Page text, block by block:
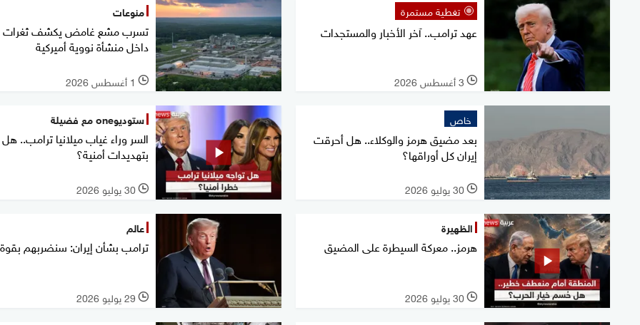
تغطية مستمرة
عهد ترامب.. آخر الأخبار والمستجدات
l 3 أغسطس 2026
منوعات
تسرب مشع غامض يكشف ثغرات
داخل منشأة نووية أميركية
l 1 أغسطس 2026
خاص
بعد مضيق هرمز والوكلاء.. هل أحرقت
إيران كل أوراقها؟
l 30 يوليو 2026
ستوديوone مع فضيلة
السر وراء غياب ميلانيا ترامب..
بتهديدات أمنية؟
l 30 يوليو 2026
الظهيرة
هرمز.. معركة السيطرة على المضيق
l 30 يوليو 2026
عالم
ترامب بشأن إيران: سنضربهم بقوة
l 29 يوليو 2026